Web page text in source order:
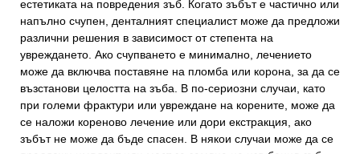
естетиката на повредения зъб. Когато зъбът е частично или
напълно счупен, денталният специалист може да предложи
различни решения в зависимост от степента на
увреждането. Ако счупването е минимално, лечението
може да включва поставяне на пломба или корона, за да се
възстанови целостта на зъба. В по-сериозни случаи, като
при големи фрактури или увреждане на корените, може да
се наложи кореново лечение или дори екстракция, ако
зъбът не може да бъде спасен. В някои случаи може да се